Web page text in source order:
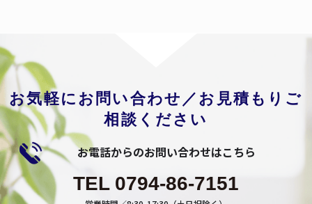
お気軽にお問い合わせ／お見積もりご
相談ください
お電話からのお問い合わせはこちら
TEL 0794-86-7151